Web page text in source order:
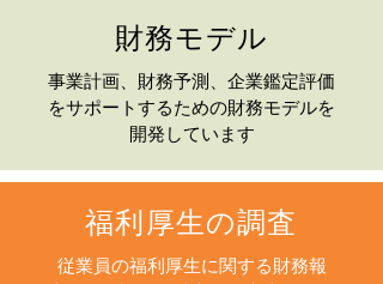
財務モデル
事業計画、財務予測、企業鑑定評価
をサポートするための財務モデルを
開発しています
福利厚生の調査
従業員の福利厚生に関する財務報